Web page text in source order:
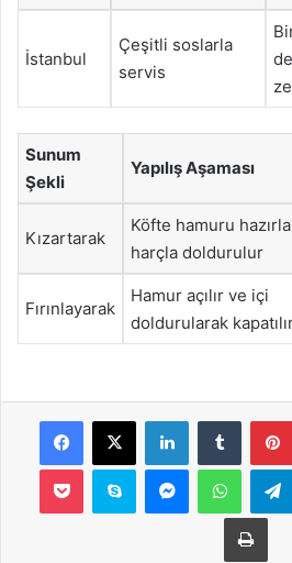
İstanbul
Çeşitli soslarla
servis
Sunum
Şekli
Yapılış Aşaması
Kızartarak
Köfte hamuru
harçla doldurulur
Fırınlayarak
Hamur açılır ve içi
doldurularak
Facebook
X LinkedInTumblr
Pocket Skype Messenger